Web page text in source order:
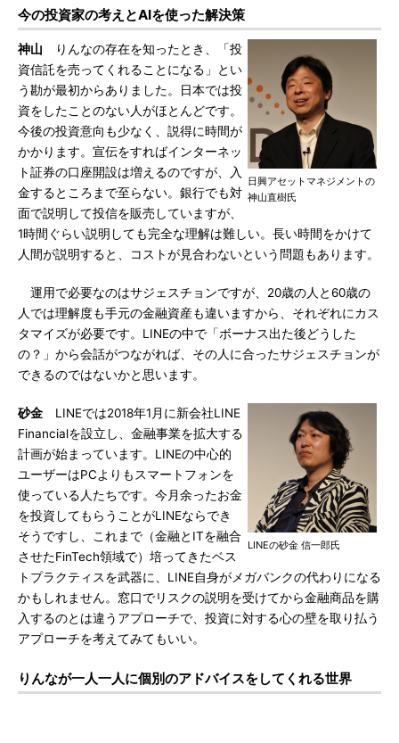
今の投資家の考えとAIを使った解決策
日興アセットマネジメントの
神山直樹氏
神山 りんなの存在を知ったとき、「投
資信託を売ってくれることになる」とい
う勘が最初からありました。日本では投
資をしたことのない人がほとんどです。
今後の投資意向も少なく、説得に時間が
かかります。宣伝をすればインターネッ
ト証券の口座開設は増えるのですが、入
金するところまで至らない。銀行でも対
面で説明して投信を販売していますが、
1時間ぐらい説明しても完全な理解は難しい。長い時間をかけて
人間が説明すると、コストが見合わないという問題もあります。
運用で必要なのはサジェスチョンですが、20歳の人と60歳の
人では理解度も手元の金融資産も違いますから、それぞれにカス
タマイズが必要です。LINEの中で「ボーナス出た後どうした
の？」から会話がつながれば、その人に合ったサジェスチョンが
できるのではないかと思います。
LINEの砂金 信一郎氏
砂金 LINEでは2018年1月に新会社LINE
Financialを設立し、金融事業を拡大する
計画が始まっています。LINEの中心的
ユーザーはPCよりもスマートフォンを
使っている人たちです。今月余ったお金
を投資してもらうことがLINEならでき
そうですし、これまで（金融とITを融合
させたFinTech領域で）培ってきたベス
トプラクティスを武器に、LINE自身がメガバンクの代わりになる
かもしれません。窓口でリスクの説明を受けてから金融商品を購
入するのとは違うアプローチで、投資に対する心の壁を取り払う
アプローチを考えてみてもいい。
りんなが一人一人に個別のアドバイスをしてくれる世界